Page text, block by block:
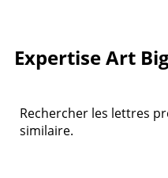
Expertise Art
Rechercher les lettres
similaire.